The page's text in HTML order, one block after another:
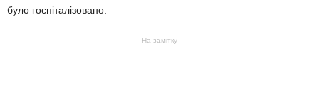
було госпіталізовано.
На замітку